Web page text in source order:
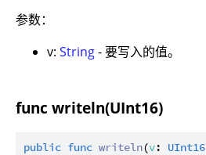
参数：
v: String- 要写入的值。
func writeln(UInt16)
public func writeln(v: UInt16